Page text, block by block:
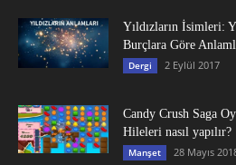
Yıldızların İsimleri:
Burçlara Göre
Dergi 2 Eylül 2017
Candy Crush Saga
Hileleri nasıl yapılır?
Manşet 28 Mayıs